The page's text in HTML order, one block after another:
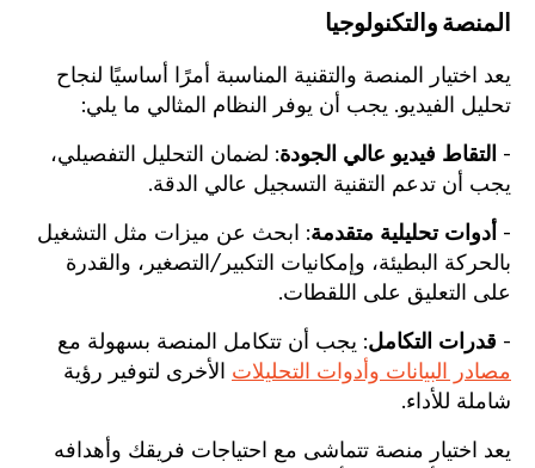
المنصة والتكنولوجيا
يعد اختيار المنصة والتقنية المناسبة أمرًا أساسيًا لنجاح
تحليل الفيديو. يجب أن يوفر النظام المثالي ما يلي:
- التقاط فيديو عالي الجودة: لضمان التحليل التفصيلي،
يجب أن تدعم التقنية التسجيل عالي الدقة.
- أدوات تحليلية متقدمة: ابحث عن ميزات مثل التشغيل
بالحركة البطيئة، وإمكانيات التكبير/التصغير، والقدرة
على التعليق على اللقطات.
- قدرات التكامل: يجب أن تتكامل المنصة بسهولة مع
مصادر البيانات وأدوات التحليلات الأخرى لتوفير رؤية
شاملة للأداء.
يعد اختيار منصة تتماشى مع احتياجات فريقك وأهدافه